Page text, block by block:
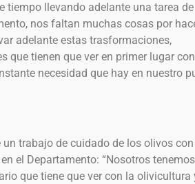
tiempo llevando adelante una tarea de
nos faltan muchas cosas por
adelante estas trasformaciones,
que tienen que ver en primer lugar
necesidad que hay en nuestro
trabajo de cuidado de los olivos con
el Departamento: “Nosotros
que tiene que ver con la olivicultura